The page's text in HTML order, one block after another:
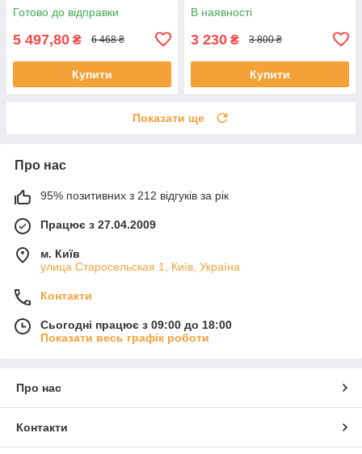
Готово до відправки
5 497,80 ₴ 6 468 ₴
Купити
В наявності
3 230 ₴ 3 800 ₴
Купити
Показати ще
Про нас
95% позитивних з 212 відгуків за рік
Працює з 27.04.2009
м. Київ
улица Старосельская 1, Київ, Україна
Контакти
Сьогодні працює з 09:00 до 18:00
Показати весь графік роботи
Про нас
Контакти